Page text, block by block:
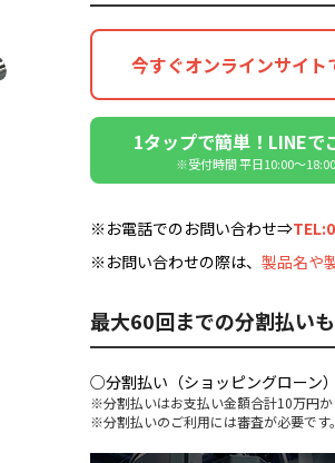
今すぐオンラインサイト
1タップで簡単！LINEで
※受付時間 平日10:00〜18:00
※お電話でのお問い合わせ⇒
※お問い合わせの際は、 製品名や
最大60回までの分割払い
○分割払い（ショッピングローン
※分割払いはお支払い金額合計10万円か
※分割払いのご利用には審査が必要です。